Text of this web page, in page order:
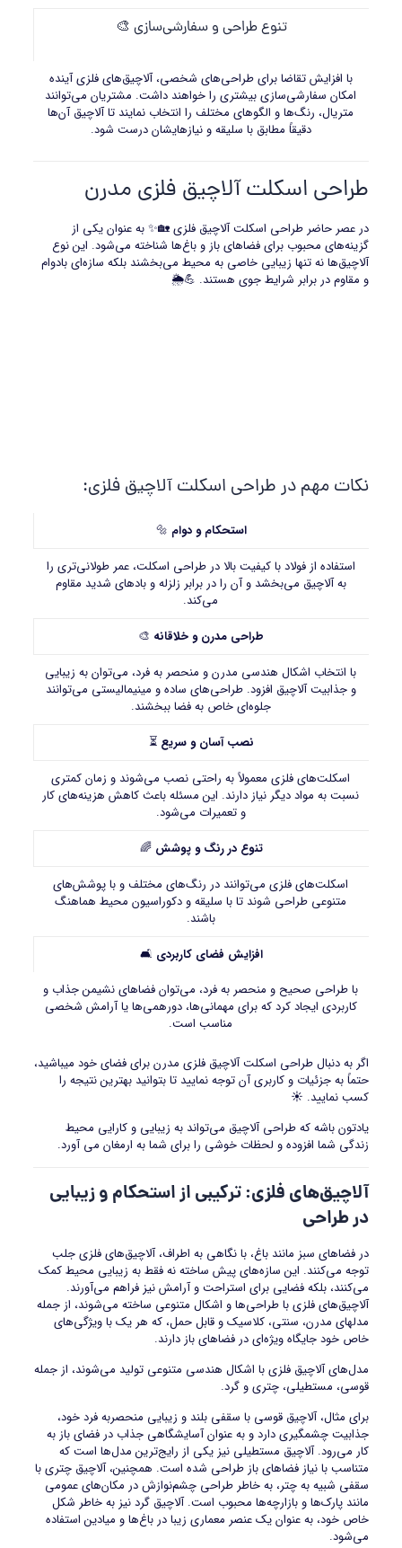
تنوع طراحی و سفارشی‌سازی 🎨
با افزایش تقاضا برای طراحی‌های شخصی‌، آلاچیق‌های فلزی آینده
امکان سفارشی‌سازی بیشتری را خواهند داشت. مشتریان می‌توانند
متریال، رنگ‌ها و الگوهای مختلف را انتخاب نمایند تا آلاچیق آن‌ها
دقیقاً مطابق با سلیقه و نیازهایشان درست شود.
طراحی اسکلت آلاچیق فلزی مدرن
در عصر حاضر طراحی اسکلت آلاچیق فلزی 🏡✨ به عنوان یکی از
گزینه‌های محبوب برای فضاهای باز و باغ‌ها شناخته می‌شود. این نوع
آلاچیق‌ها نه تنها زیبایی خاصی به محیط می‌بخشند بلکه سازه‌ای بادوام
و مقاوم در برابر شرایط جوی هستند. 💪🌦️
نکات مهم در طراحی اسکلت آلاچیق فلزی:
استحکام و دوام 🔩
استفاده از فولاد با کیفیت بالا در طراحی اسکلت، عمر طولانی‌تری را
به آلاچیق می‌بخشد و آن را در برابر زلزله و بادهای شدید مقاوم
می‌کند.
طراحی مدرن و خلاقانه 🎨
با انتخاب اشکال هندسی مدرن و منحصر به فرد، می‌توان به زیبایی
و جذابیت آلاچیق افزود. طراحی‌های ساده و مینیمالیستی می‌توانند
جلوه‌ای خاص به فضا ببخشند.
نصب آسان و سریع ⏳
اسکلت‌های فلزی معمولاً به راحتی نصب می‌شوند و زمان کمتری
نسبت به مواد دیگر نیاز دارند. این مسئله باعث کاهش هزینه‌های کار
و تعمیرات می‌شود.
تنوع در رنگ و پوشش 🌈
اسکلت‌های فلزی می‌توانند در رنگ‌های مختلف و با پوشش‌های
متنوعی طراحی شوند تا با سلیقه و دکوراسیون محیط هماهنگ
باشند.
افزایش فضای کاربردی 🛋️
با طراحی صحیح و منحصر به فرد، می‌توان فضاهای نشیمن جذاب و
کاربردی ایجاد کرد که برای مهمانی‌ها، دورهمی‌ها یا آرامش شخصی
مناسب است.
اگر به دنبال طراحی اسکلت آلاچیق فلزی مدرن برای فضای خود میباشید،
حتماً به جزئیات و کاربری آن توجه نمایید تا بتوانید بهترین نتیجه را
کسب نمایید. ☀️
یادتون باشه که طراحی آلاچیق می‌تواند به زیبایی و کارایی محیط
زندگی شما افزوده و لحظات خوشی را برای شما به ارمغان می آورد.
آلاچیق‌های فلزی: ترکیبی از استحکام و زیبایی
در طراحی
در فضاهای سبز مانند باغ، با نگاهی به اطراف، آلاچیق‌های فلزی جلب
توجه می‌کنند. این سازه‌های پیش ساخته نه فقط به زیبایی محیط کمک
می‌کنند، بلکه فضایی برای استراحت و آرامش نیز فراهم می‌آورند.
آلاچیق‌های فلزی با طراحی‌ها و اشکال متنوعی ساخته می‌شوند، از جمله
مدلهای مدرن، سنتی، کلاسیک و قابل حمل، که هر یک با ویژگی‌های
خاص خود جایگاه ویژه‌ای در فضاهای باز دارند.
مدل‌های آلاچیق فلزی با اشکال هندسی متنوعی تولید می‌شوند، از جمله
قوسی، مستطیلی، چتری و گرد.
برای مثال، آلاچیق قوسی با سقفی بلند و زیبایی منحصربه‌ فرد خود،
جذابیت چشمگیری دارد و به عنوان آسایشگاهی جذاب در فضای باز به
کار می‌رود. آلاچیق مستطیلی نیز یکی از رایج‌ترین مدل‌ها است که
متناسب با نیاز فضاهای باز طراحی شده است. همچنین، آلاچیق چتری با
سقفی شبیه به چتر، به خاطر طراحی چشم‌نوازش در مکان‌های عمومی
مانند پارک‌ها و بازارچه‌ها محبوب است. آلاچیق گرد نیز به خاطر شکل
خاص خود، به عنوان یک عنصر معماری زیبا در باغ‌ها و میادین استفاده
می‌شود.